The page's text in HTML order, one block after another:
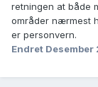
retningen at både
områder nærmest
er personvern.
Endret Desember